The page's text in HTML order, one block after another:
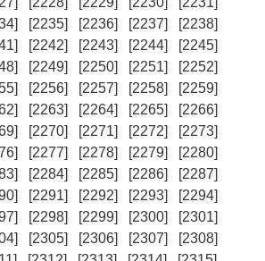
[2235] [2236] [2237]
[2238]
[2242] [2243] [2244]
[2245]
[2249] [2250] [2251]
[2252]
[2256] [2257] [2258]
[2259]
[2263] [2264] [2265]
[2266]
[2270] [2271] [2272]
[2273]
[2277] [2278] [2279]
[2280]
[2284] [2285] [2286]
[2287]
[2291] [2292] [2293]
[2294]
[2298] [2299] [2300]
[2301]
[2305] [2306] [2307]
[2308]